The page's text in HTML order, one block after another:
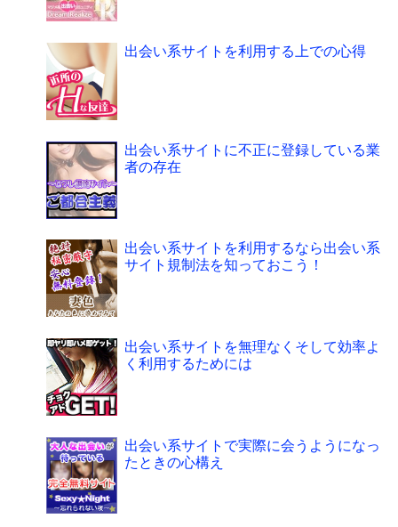
出会い系サイトを利用する上での心得
出会い系サイトに不正に登録している業
者の存在
出会い系サイトを利用するなら出会い系
サイト規制法を知っておこう！
出会い系サイトを無理なくそして効率よ
く利用するためには
出会い系サイトで実際に会うようになっ
たときの心構え